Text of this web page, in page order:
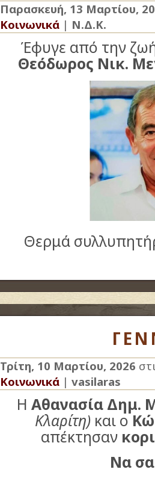
Παρασκευή, 13 Μαρτίου,
Κοινωνικά | Ν.Δ.Κ.
Έφυγε από την
Θεόδωρος Νικ.
Θερμά
Τρίτη, 10 Μαρτίου, 2026
Κοινωνικά | vasilaras
Η Αθανασία Δημ.
Κλαρίτη) και ο
απέκτησαν
Να